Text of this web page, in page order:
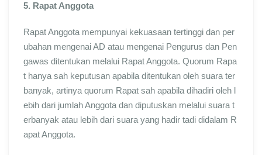
5. Rapat Anggota
Rapat Anggota mempunyai kekuasaan tertinggi dan per
ubahan mengenai AD atau mengenai Pengurus dan Pen
gawas ditentukan melalui Rapat Anggota. Quorum Rapa
t hanya sah keputusan apabila ditentukan oleh suara ter
banyak, artinya quorum Rapat sah apabila dihadiri oleh l
ebih dari jumlah Anggota dan diputuskan melalui suara t
erbanyak atau lebih dari suara yang hadir tadi didalam R
apat Anggota.